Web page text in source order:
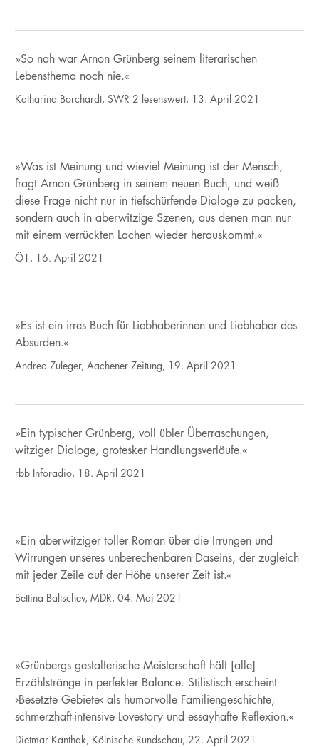
»So nah war Arnon Grünberg seinem literarischen
Lebensthema noch nie.«
Katharina Borchardt, SWR 2 lesenswert, 13. April 2021
»Was ist Meinung und wieviel Meinung ist der Mensch,
fragt Arnon Grünberg in seinem neuen Buch, und weiß
diese Frage nicht nur in tiefschürfende Dialoge zu packen,
sondern auch in aberwitzige Szenen, aus denen man nur
mit einem verrückten Lachen wieder herauskommt.«
Ö1, 16. April 2021
»Es ist ein irres Buch für Liebhaberinnen und Liebhaber des
Absurden.«
Andrea Zuleger, Aachener Zeitung, 19. April 2021
»Ein typischer Grünberg, voll übler Überraschungen,
witziger Dialoge, grotesker Handlungsverläufe.«
rbb Inforadio, 18. April 2021
»Ein aberwitziger toller Roman über die Irrungen und
Wirrungen unseres unberechenbaren Daseins, der zugleich
mit jeder Zeile auf der Höhe unserer Zeit ist.«
Bettina Baltschev, MDR, 04. Mai 2021
»Grünbergs gestalterische Meisterschaft hält [alle]
Erzählstränge in perfekter Balance. Stilistisch erscheint
›Besetzte Gebiete‹ als humorvolle Familiengeschichte,
schmerzhaft-intensive Lovestory und essayhafte Reflexion.«
Dietmar Kanthak, Kölnische Rundschau, 22. April 2021